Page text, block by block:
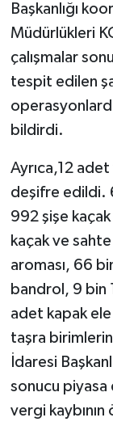
Başkanlığı
Müdürlükleri
çalışmalar
tespit edilen
bildirdi.
Ayrıca,12 adet
deşifre edildi.
992 şişe
kaçak ve
aroması, 66
bandrol, 9 bin
adet kapak ele
taşra
İdaresi
sonucu piyasa
vergi